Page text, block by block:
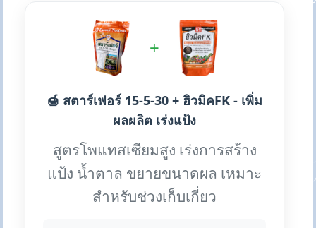
+
🍯 สตาร์เฟอร์ 15-5-30 + ฮิวมิคFK - เพิ่ม
ผลผลิต เร่งแป้ง
สูตรโพแทสเซียมสูง เร่งการสร้าง
แป้ง น้ำตาล ขยายขนาดผล เหมาะ
สำหรับช่วงเก็บเกี่ยว